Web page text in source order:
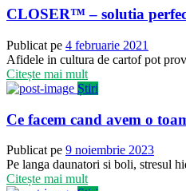
CLOSER™ – solutia
Publicat pe 4 februarie 2021
Afidele in cultura de cartof pot
Citește mai mult
Știri
Ce facem cand avem o
Publicat pe 9 noiembrie 2023
Pe langa daunatori si boli, stresul
Citește mai mult